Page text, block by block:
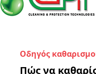
Οδηγός
Πώς να